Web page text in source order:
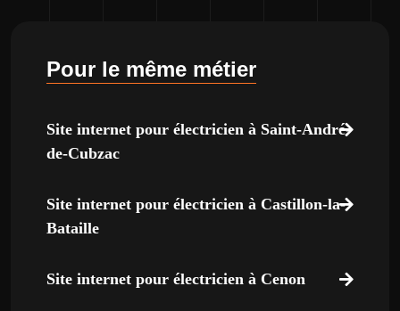
Pour le même métier
Site internet pour électricien à Saint-André-
de-Cubzac
Site internet pour électricien à Castillon-la-
Bataille
Site internet pour électricien à Cenon